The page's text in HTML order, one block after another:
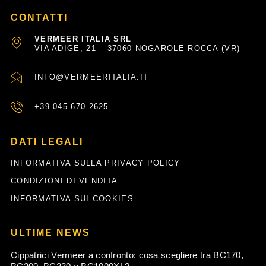
CONTATTI
VERMEER ITALIA SRL
VIA ADIGE, 21 – 37060 NOGAROLE ROCCA (VR)
INFO@VERMEERITALIA.IT
+39 045 670 2625
DATI LEGALI
INFORMATIVA SULLA PRIVACY POLICY
CONDIZIONI DI VENDITA
INFORMATIVA SUI COOKIES
ULTIME NEWS
Cippatrici Vermeer a confronto: cosa scegliere tra BC170,